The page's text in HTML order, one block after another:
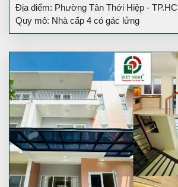
Địa điểm: Phường Tân Thới Hiệp -
Quy mô: Nhà cấp 4 có gác lửng